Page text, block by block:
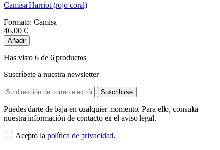
Camisa Harriot (rojo coral)
Formato: Camisa
46,00 €
Añadir
Has visto 6 de 6 productos
Suscríbete a nuestra newsletter
Puedes darte de baja en cualquier momento. Para ello, consulta
nuestra información de contacto en el aviso legal.
Acepto la política de privacidad.